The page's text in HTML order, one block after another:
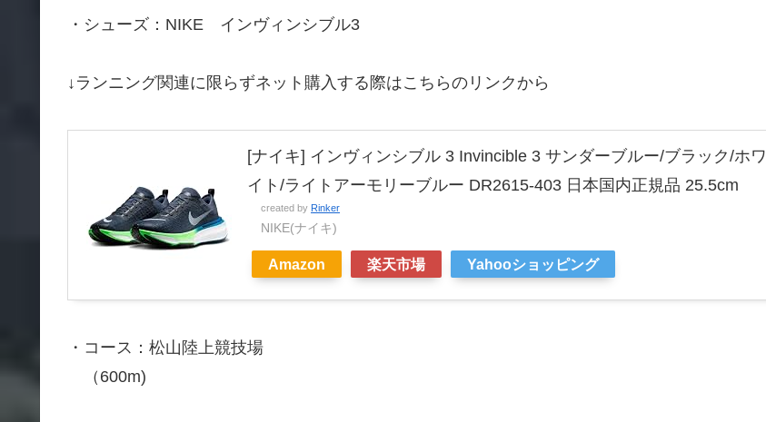
・シューズ：NIKE インヴィンシブル3
↓ランニング関連に限らずネット購入する際はこちらのリンクから
[ナイキ] インヴィンシブル 3 Invincible 3 サンダーブルー/ブラック/ホワ
イト/ライトアーモリーブルー DR2615-403 日本国内正規品 25.5cm
created by Rinker
NIKE(ナイキ)
Amazon 楽天市場 Yahooショッピング
・コース：松山陸上競技場
（600m)